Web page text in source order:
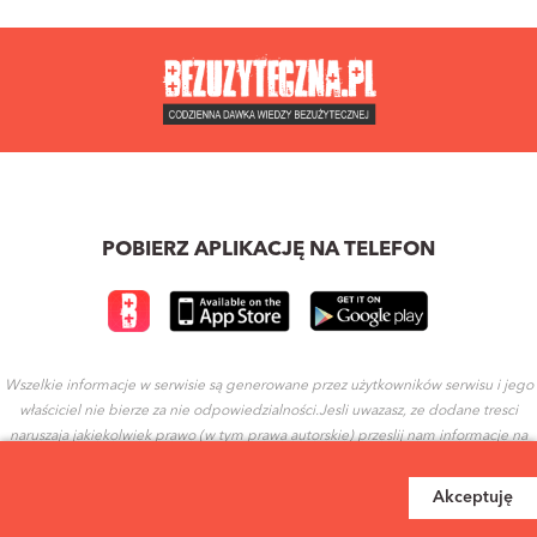
Akceptuję
POBIERZ APLIKACJĘ NA TELEFON
Wszelkie informacje w serwisie są generowane przez użytkowników serwisu i jego
właściciel nie bierze za nie odpowiedzialności.Jesli uwazasz, ze dodane tresci
naruszaja jakiekolwiek prawo (w tym prawa autorskie) przeslij nam informacje na